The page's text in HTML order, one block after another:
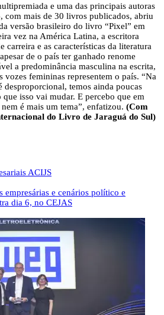
e uma das principais autoras
com mais de 30 livros publicados, abriu
versão brasileiro do livro “Pixel” em
vez na América Latina, a escritora
carreira e as características da literatura
de o país ter ganhado renome
a predominância masculina na escrita,
vozes femininas representem o país. “Na
desproporcional, temos ainda poucas
que isso vai mudar. E percebo que em
é mais um tema”, enfatizou. (Com
do Livro de Jaraguá do Sul)
ACIJS
empresárias e cenários político e
dia 6, no CEJAS